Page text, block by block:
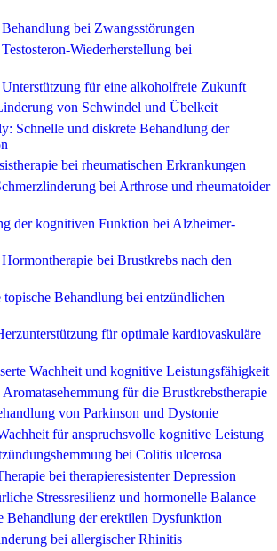
bei Zwangsstörungen
Wiederherstellung bei
für eine alkoholfreie Zukunft
von Schwindel und Übelkeit
Schnelle und diskrete Behandlung der
bei rheumatischen Erkrankungen
bei Arthrose und rheumatoider
der kognitiven Funktion bei Alzheimer-
bei Brustkrebs nach den
Behandlung bei entzündlichen
für optimale kardiovaskuläre
Wachheit und kognitive Leistungsfähigkeit
für die Brustkrebstherapie
von Parkinson und Dystonie
für anspruchsvolle kognitive Leistung
bei Colitis ulcerosa
bei therapieresistenter Depression
Stressresilienz und hormonelle Balance
Behandlung der erektilen Dysfunktion
bei allergischer Rhinitis